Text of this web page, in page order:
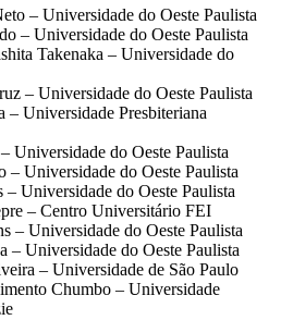
– Universidade do Oeste Paulista
– Universidade do Oeste Paulista
Takenaka – Universidade do
– Universidade do Oeste Paulista
– Universidade Presbiteriana
Universidade do Oeste Paulista
– Universidade do Oeste Paulista
– Universidade do Oeste Paulista
– Centro Universitário FEI
– Universidade do Oeste Paulista
– Universidade do Oeste Paulista
– Universidade de São Paulo
Chumbo – Universidade